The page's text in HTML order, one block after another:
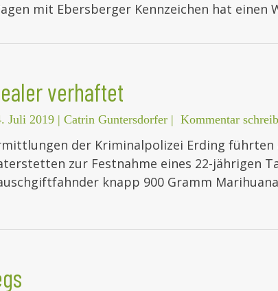
mit Ebersberger Kennzeichen hat einen
verhaftet
Juli 2019 | Catrin Guntersdorfer | Kommentar
der Kriminalpolizei Erding führten
zur Festnahme eines 22-jährigen
knapp 900 Gramm